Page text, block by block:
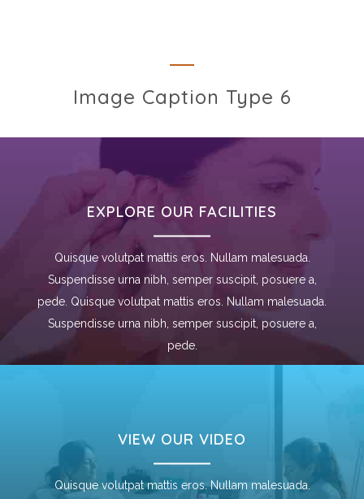
Image Caption Type 6
EXPLORE OUR FACILITIES
Quisque volutpat mattis eros. Nullam malesuada.
Suspendisse urna nibh, semper suscipit, posuere a,
pede. Quisque volutpat mattis eros. Nullam malesuada.
Suspendisse urna nibh, semper suscipit, posuere a,
pede.
VIEW OUR VIDEO
Quisque volutpat mattis eros. Nullam malesuada.